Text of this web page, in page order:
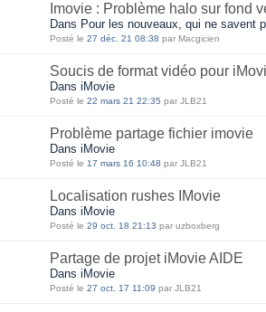
Imovie : Problème halo sur fond
Dans Pour les nouveaux, qui ne savent
Posté le 27 déc. 21 08:38 par Macgicien
Soucis de format vidéo pour
Dans iMovie
Posté le 22 mars 21 22:35 par JLB21
Problème partage fichier imovie
Dans iMovie
Posté le 17 mars 16 10:48 par JLB21
Localisation rushes IMovie
Dans iMovie
Posté le 29 oct. 18 21:13 par uzboxberg
Partage de projet iMovie AIDE
Dans iMovie
Posté le 27 oct. 17 11:09 par JLB21